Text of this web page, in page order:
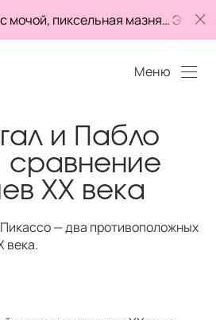
пиксельная мазня… Это
Меню
и Пабло
сравнение
XX века
— два противоположных
века.